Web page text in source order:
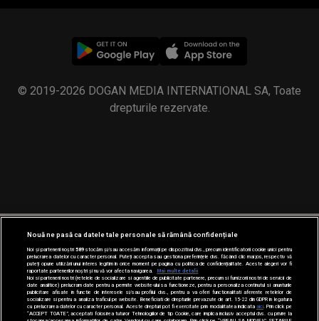
© 2019-2026 DOGAN MEDIA INTERNATIONAL SA, Toate
drepturile rezervate.
Nouă ne pasă ca datele tale personale să rămână confidențiale
Noi și partenerii noștri589stocăm și/sau accesăm informații pe dispozitivul dvs., precum identificatorii cookie unici pentru
prelucrarea datelor cu caracter personal. Puteți accepta sau gestiona preferințele dvs. făcând clic mai jos, respectiv vă
puteți opune utilizării unui interes legitim în orice moment pe pagina cu politica de confidențialitate. Aceste alegeri vor fi
raportate partenerilor noștri și nu vă vor afecta navigarea.
Mai multe detalii
Noi si partenerii nostri (retelele de socializare si agentiile de publicitate partenere, precum si furnizorii nostri de servicii de
date analitice) prelucram date pentru a permite website-ului sa functioneze, pentru a personaliza continutul si anunturile
publicitare afisate in functie de interesele si/sau profilul dvs., pentru a va oferi functionalitati aferente retelelor de
socializare si pentru a analiza traficul pe website. Beneficiati de drepturile prevazute de art. 15-22 din GDPR in legatura
cu prelucrarea datelor cu caracter personal. Aceste drepturi pot fi exercitate prin modalitatea indicataaici . Prin click pe
“ACCEPT TOATE”, acceptati folosirea tuturor Tehnologiilor de tip Cookie, care implica inclusiv acceptul dvs. cu privire la